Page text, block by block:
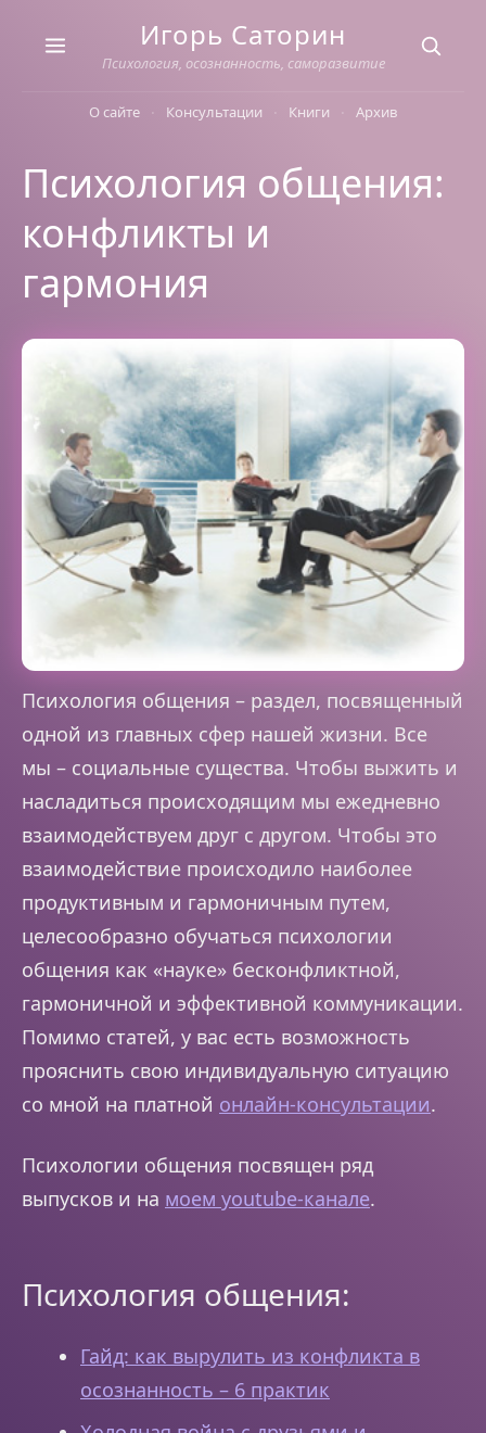
Игорь Саторин
Психология, осознанность, саморазвитие
О сайте Консультации Книги Архив
Психология общения:
конфликты и
гармония
Психология общения – раздел, посвященный
одной из главных сфер нашей жизни. Все
мы – социальные существа. Чтобы выжить и
насладиться происходящим мы ежедневно
взаимодействуем друг с другом. Чтобы это
взаимодействие происходило наиболее
продуктивным и гармоничным путем,
целесообразно обучаться психологии
общения как «науке» бесконфликтной,
гармоничной и эффективной коммуникации.
Помимо статей, у вас есть возможность
прояснить свою индивидуальную ситуацию
со мной на платной онлайн-консультации.
Психологии общения посвящен ряд
выпусков и на моем youtube-канале.
Психология общения:
Гайд: как вырулить из конфликта в
осознанность – 6 практик